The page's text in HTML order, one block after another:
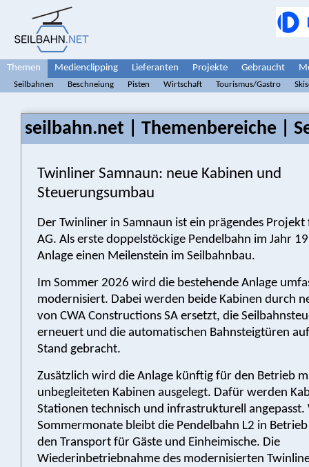
Themen Medienclipping Lieferanten Projekte Gebraucht
Seilbahnen Beschneiung Pisten Wirtschaft Tourismus/Gastro
seilbahn.net | Themenbereiche |
Twinliner Samnaun: neue Kabinen und
Steuerungsumbau
Der Twinliner in Samnaun ist ein prägendes
AG. Als erste doppelstöckige Pendelbahn im Jahr
Anlage einen Meilenstein im Seilbahnbau.
Im Sommer 2026 wird die bestehende Anlage
modernisiert. Dabei werden beide Kabinen durch
von CWA Constructions SA ersetzt, die
erneuert und die automatischen Bahnsteigtüren
Stand gebracht.
Zusätzlich wird die Anlage künftig für den Betrieb
unbegleiteten Kabinen ausgelegt. Dafür werden
Stationen technisch und infrastrukturell angepasst.
Sommermonate bleibt die Pendelbahn L2 in
den Transport für Gäste und Einheimische. Die
Wiederinbetriebnahme des modernisierten